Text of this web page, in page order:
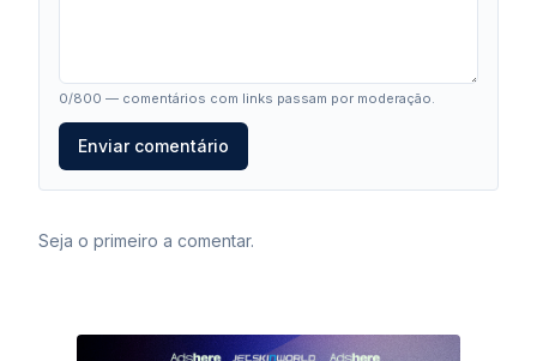
0/800 — comentários com links passam por moderação.
Enviar comentário
Seja o primeiro a comentar.